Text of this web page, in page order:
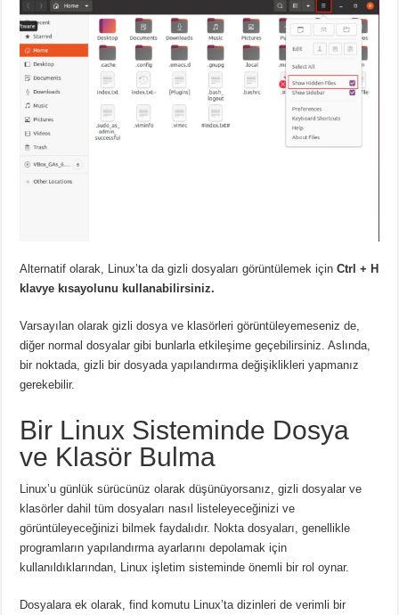
Alternatif olarak, Linux’ta da gizli dosyaları görüntülemek içinCtrl + H
klavye kısayolunu kullanabilirsiniz.
Varsayılan olarak gizli dosya ve klasörleri görüntüleyemeseniz de,
diğer normal dosyalar gibi bunlarla etkileşime geçebilirsiniz.Aslında,
bir noktada, gizli bir dosyada yapılandırma değişiklikleri yapmanız
gerekebilir.
Bir Linux Sisteminde Dosya
ve Klasör Bulma
Linux’u günlük sürücünüz olarak düşünüyorsanız, gizli dosyalar ve
klasörler dahil tüm dosyaları nasıl listeleyeceğinizi ve
görüntüleyeceğinizi bilmek faydalıdır. Nokta dosyaları, genellikle
programların yapılandırma ayarlarını depolamak için
kullanıldıklarından, Linux işletim sisteminde önemli bir rol oynar.
Dosyalara ek olarak, find komutu Linux’ta dizinleri de verimli bir